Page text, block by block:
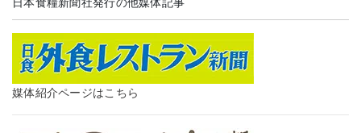
日本食糧新聞社発行の他媒体記事
媒体紹介ページはこちら